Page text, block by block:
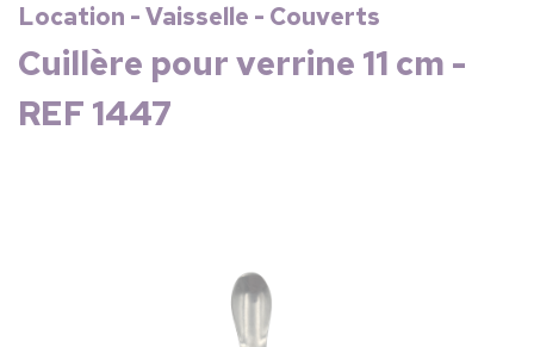
Location - Vaisselle - Couverts
Cuillère pour verrine 11 cm -
REF 1447